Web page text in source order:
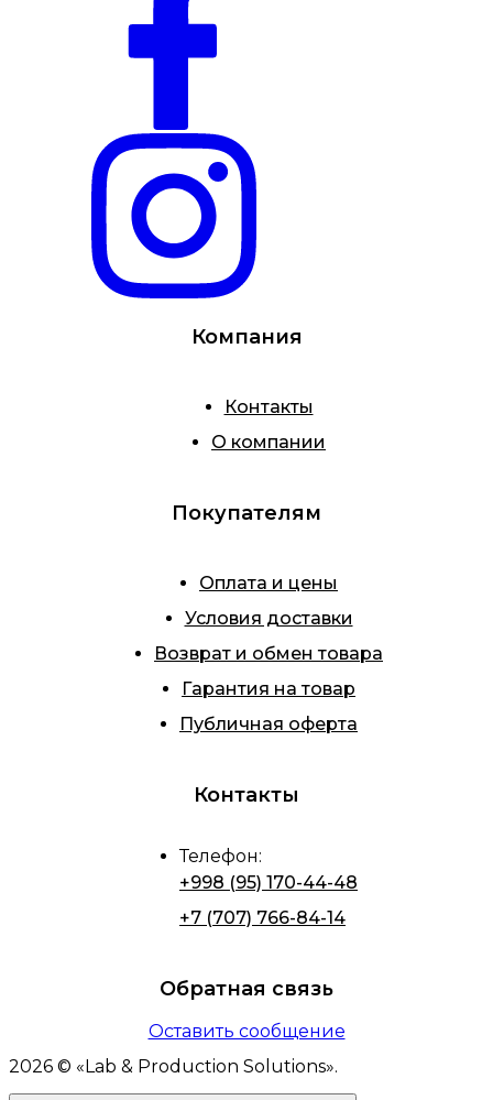
Компания
Контакты
О компании
Покупателям
Оплата и цены
Условия доставки
Возврат и обмен товара
Гарантия на товар
Публичная оферта
Контакты
Телефон:
+998 (95) 170-44-48
+7 (707) 766-84-14
Обратная связь
Оставить сообщение
2026 © « Lab & Production Solutions».